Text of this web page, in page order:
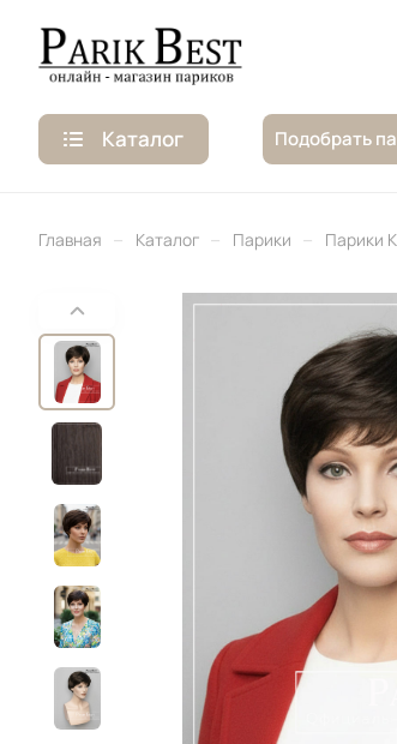
Каталог Подобрать
Главная – Каталог – Парики – Парики